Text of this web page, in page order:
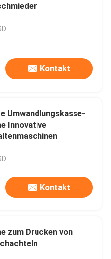
Kontakt
Umwandlungskasse-
Innovative
Kontakt
zum Drucken von